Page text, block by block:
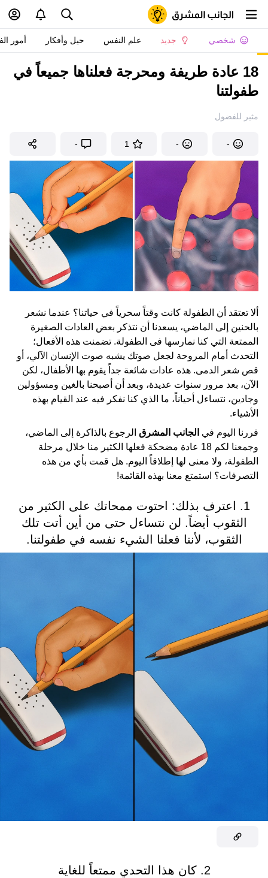
شخصي جديد علم النفس حيل وأفكار أمور
18 عادة طريفة ومحرجة فعلناها جميعاً في
طفولتنا
مثير للفضول
-
-
1
-
ألا تعتقد أن الطفولة كانت وقتاً سحرياً في حياتنا؟ عندما نشعر
بالحنين إلى الماضي، يسعدنا أن نتذكر بعض العادات الصغيرة
الممتعة التي كنا نمارسها فى الطفولة. تضمنت هذه الأفعال؛
التحدث أمام المروحة لجعل صوتك يشبه صوت الإنسان الآلي، أو
قص شعر الدمى. هذه عادات شائعة جداً يقوم بها الأطفال، لكن
الآن، بعد مرور سنوات عديدة، وبعد أن أصبحنا بالغين ومسؤولين
وجادين، نتساءل أحياناً، ما الذي كنا نفكر فيه عند القيام بهذه
الأشياء.
قررنا اليوم في الجانب المشرق الرجوع بالذاكرة إلى الماضي،
وجمعنا لكم 18 عادة مضحكة فعلها الكثير منا خلال مرحلة
الطفولة، ولا معنى لها إطلاقاً اليوم. هل قمت بأي من هذه
التصرفات؟ استمتع معنا بهذه القائمة!
1. اعترف بذلك: احتوت ممحاتك على الكثير من
الثقوب أيضاً. لن نتساءل حتى من أين أتت تلك
الثقوب، لأننا فعلنا الشيء نفسه في طفولتنا.
2. كان هذا التحدي ممتعاً للغاية